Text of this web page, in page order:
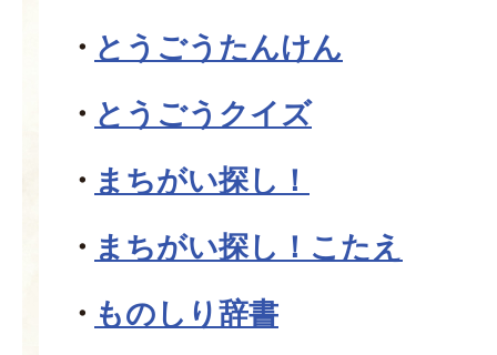
とうごうたんけん
とうごうクイズ
まちがい探し！
まちがい探し！こたえ
ものしり辞書